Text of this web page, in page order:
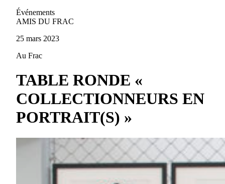
Événements
AMIS DU FRAC
25 mars 2023
Au Frac
TABLE RONDE «
COLLECTIONNEURS EN
PORTRAIT(S) »